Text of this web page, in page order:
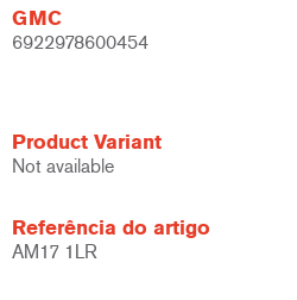
GMC
6922978600454
Product Variant
Not available
Referência do artigo
AM17 1LR